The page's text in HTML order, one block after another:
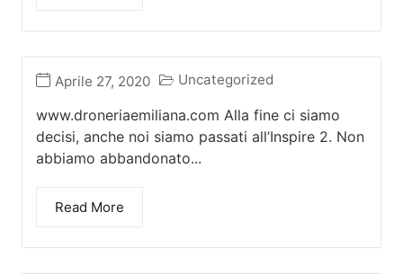
Aprile 27, 2020 Uncategorized
www.droneriaemiliana.com Alla fine ci siamo
decisi, anche noi siamo passati all’Inspire 2. Non
abbiamo abbandonato...
Read More